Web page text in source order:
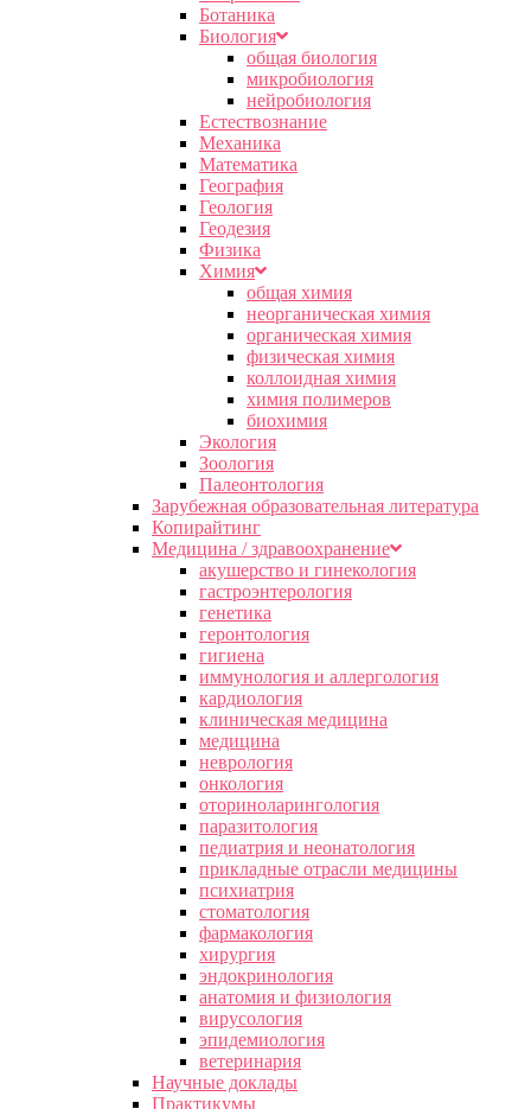
Ботаника
Биология
общая биология
микробиология
нейробиология
Естествознание
Механика
Математика
География
Геология
Геодезия
Физика
Химия
общая химия
неорганическая химия
органическая химия
физическая химия
коллоидная химия
химия полимеров
биохимия
Экология
Зоология
Палеонтология
Зарубежная образовательная литература
Копирайтинг
Медицина / здравоохранение
акушерство и гинекология
гастроэнтерология
генетика
геронтология
гигиена
иммунология и аллергология
кардиология
клиническая медицина
медицина
неврология
онкология
оториноларингология
паразитология
педиатрия и неонатология
прикладные отрасли медицины
психиатрия
стоматология
фармакология
хирургия
эндокринология
анатомия и физиология
вирусология
эпидемиология
ветеринария
Научные доклады
Практикумы